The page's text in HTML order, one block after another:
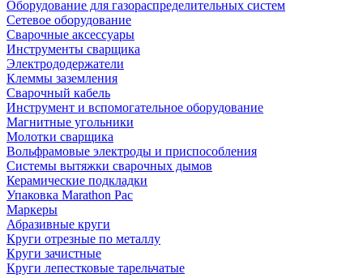
Оборудование для газораспределительных систем
Сетевое оборудование
Сварочные аксессуары
Инструменты сварщика
Электрододержатели
Клеммы заземления
Сварочный кабель
Инструмент и вспомогательное оборудование
Магнитные угольники
Молотки сварщика
Вольфрамовые электроды и приспособления
Системы вытяжки сварочных дымов
Керамические подкладки
Упаковка Marathon Pac
Маркеры
Абразивные круги
Круги отрезные по металлу
Круги зачистные
Круги лепестковые тарельчатые